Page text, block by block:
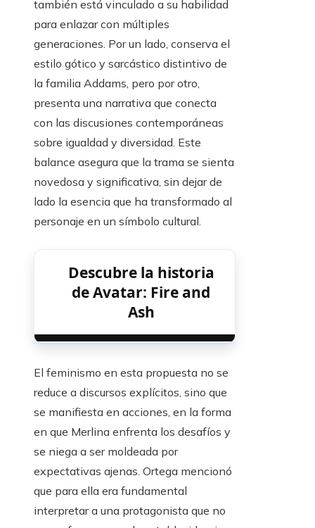
también está vinculado a su habilidad
para enlazar con múltiples
generaciones. Por un lado, conserva el
estilo gótico y sarcástico distintivo de
la familia Addams, pero por otro,
presenta una narrativa que conecta
con las discusiones contemporáneas
sobre igualdad y diversidad. Este
balance asegura que la trama se sienta
novedosa y significativa, sin dejar de
lado la esencia que ha transformado al
personaje en un símbolo cultural.
Descubre la historia
de Avatar: Fire and
Ash
El feminismo en esta propuesta no se
reduce a discursos explícitos, sino que
se manifiesta en acciones, en la forma
en que Merlina enfrenta los desafíos y
se niega a ser moldeada por
expectativas ajenas. Ortega mencionó
que para ella era fundamental
interpretar a una protagonista que no